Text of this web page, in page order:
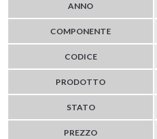
ANNO
COMPONENTE
CODICE
PRODOTTO
STATO
PREZZO